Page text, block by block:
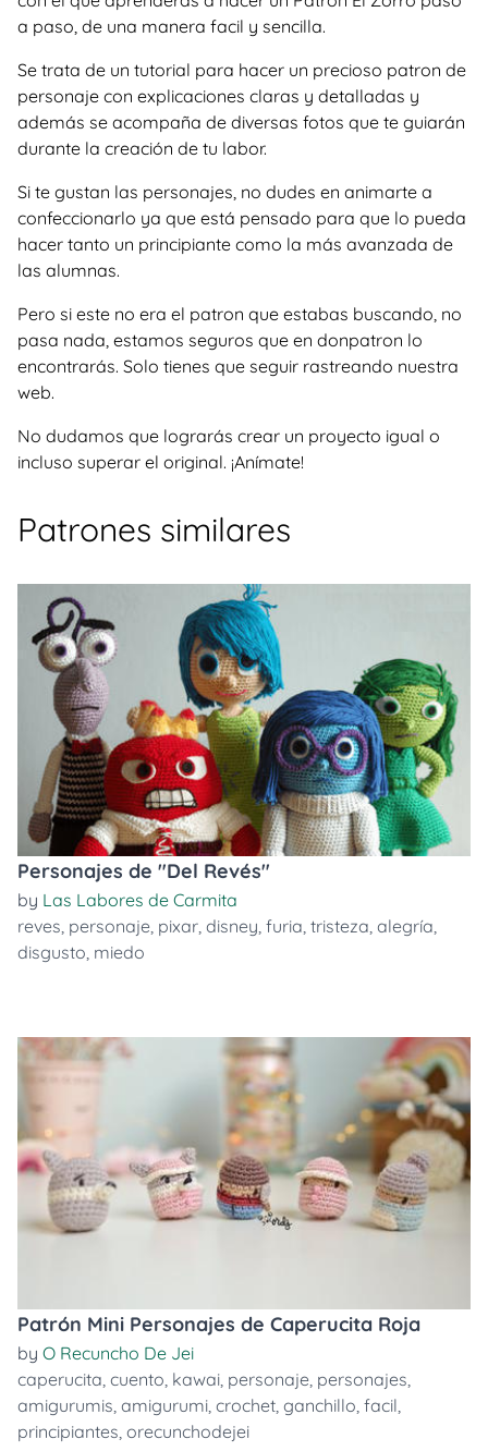
a paso, de una manera facil y sencilla.
Se trata de un tutorial para hacer un precioso patron de
personaje con explicaciones claras y detalladas y
además se acompaña de diversas fotos que te guiarán
durante la creación de tu labor.
Si te gustan las personajes, no dudes en animarte a
confeccionarlo ya que está pensado para que lo pueda
hacer tanto un principiante como la más avanzada de
las alumnas.
Pero si este no era el patron que estabas buscando, no
pasa nada, estamos seguros que en donpatron lo
encontrarás. Solo tienes que seguir rastreando nuestra
web.
No dudamos que lograrás crear un proyecto igual o
incluso superar el original. ¡Anímate!
Patrones similares
Personajes de "Del Revés"
by Las Labores de Carmita
reves, personaje, pixar, disney, furia, tristeza, alegría,
disgusto, miedo
Patrón Mini Personajes de Caperucita Roja
by O Recuncho De Jei
caperucita, cuento, kawai, personaje, personajes,
amigurumis, amigurumi, crochet, ganchillo, facil,
principiantes, orecunchodejei